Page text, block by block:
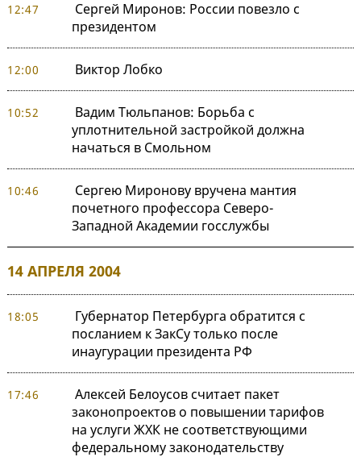
12:47
Сергей Миронов: России повезло с
президентом
12:00 Виктор Лобко
10:52
Вадим Тюльпанов: Борьба с
уплотнительной застройкой должна
начаться в Смольном
10:46
Сергею Миронову вручена мантия
почетного профессора Северо-
Западной Академии госслужбы
14 АПРЕЛЯ 2004
18:05
Губернатор Петербурга обратится с
посланием к ЗакСу только после
инаугурации президента РФ
17:46
Алексей Белоусов считает пакет
законопроектов о повышении тарифов
на услуги ЖХК не соответствующими
федеральному законодательству